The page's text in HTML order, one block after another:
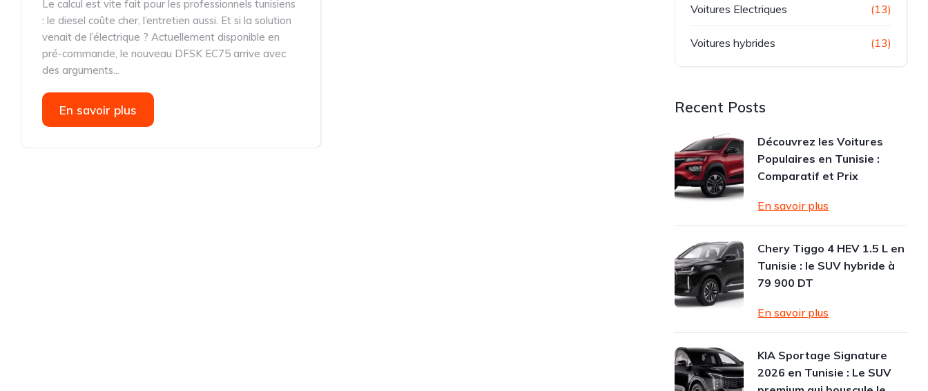
Le calcul est vite fait pour les professionnels tunisiens
: le diesel coûte cher, l’entretien aussi. Et si la solution
venait de l’électrique ? Actuellement disponible en
pré-commande, le nouveau DFSK EC75 arrive avec
des arguments...
En savoir plus
Voitures Electriques (13)
Voitures hybrides (13)
Recent Posts
Découvrez les Voitures
Populaires en Tunisie :
Comparatif et Prix
En savoir plus
Chery Tiggo 4 HEV 1.5 L en
Tunisie : le SUV hybride à
79 900 DT
En savoir plus
KIA Sportage Signature
2026 en Tunisie : Le SUV